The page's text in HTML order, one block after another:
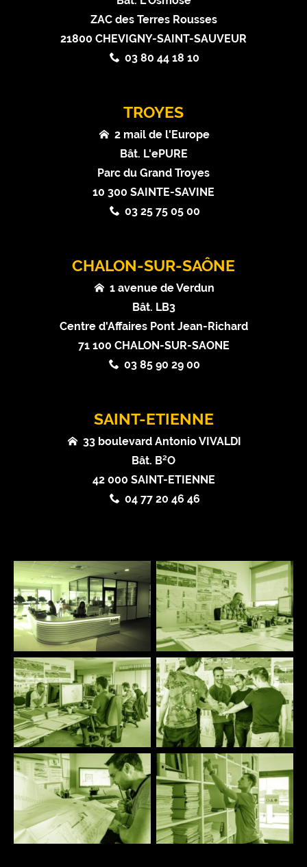
ZAC des Terres Rousses
21800 CHEVIGNY-SAINT-SAUVEUR
03 80 44 18 10
TROYES
2 mail de l'Europe
Bât. L'ePURE
Parc du Grand Troyes
10 300 SAINTE-SAVINE
03 25 75 05 00
CHALON-SUR-SAÔNE
1 avenue de Verdun
Bât. LB3
Centre d'Affaires Pont Jean-Richard
71 100 CHALON-SUR-SAONE
03 85 90 29 00
SAINT-ETIENNE
33 boulevard Antonio VIVALDI
Bât. B²O
42 000 SAINT-ETIENNE
04 77 20 46 46